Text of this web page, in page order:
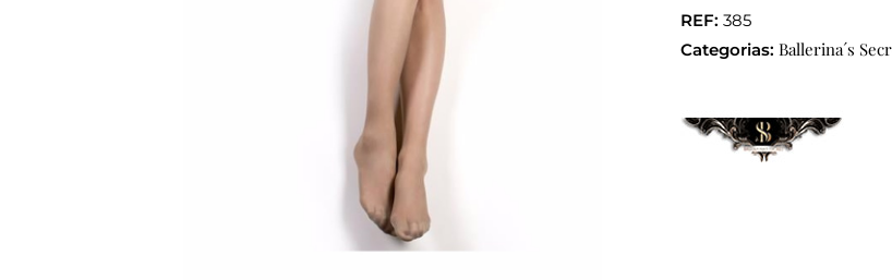
REF: 385
Categorias: Ballerina´s